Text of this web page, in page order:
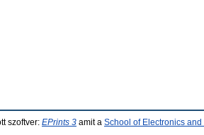
szoftver: EPrints 3 amit a School of Electronics